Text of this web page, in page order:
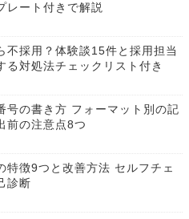
レート付きで解説
不採用？体験談15件と採用担当
る対処法チェックリスト付き
号の書き方 フォーマット別の記
前の注意点8つ
特徴9つと改善方法 セルフチェ
診断